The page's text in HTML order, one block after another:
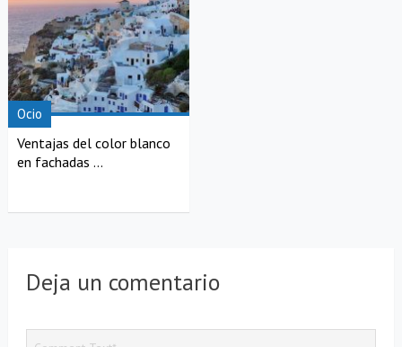
Ocio
Ventajas del color blanco
en fachadas ...
Deja un comentario